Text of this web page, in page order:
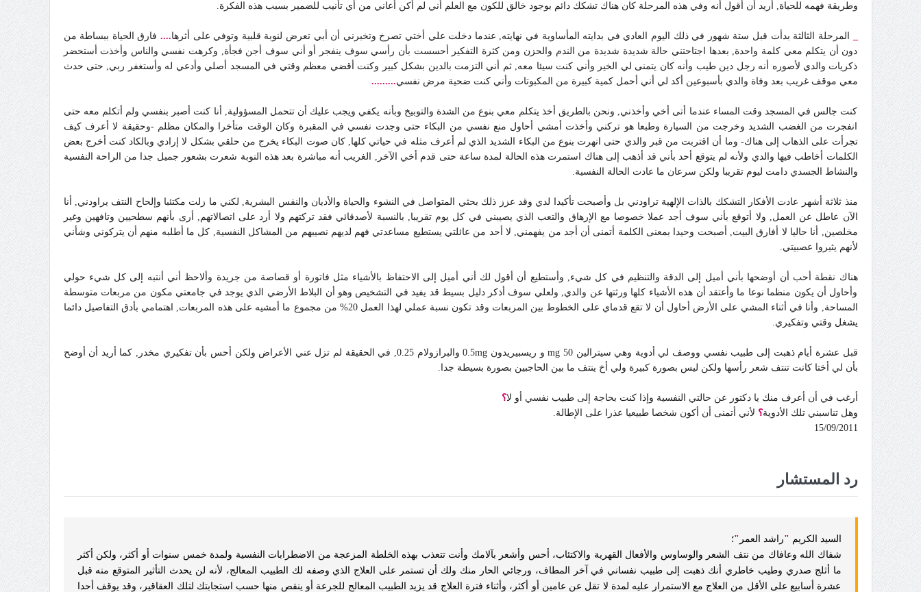
وطريقة فهمه للحياة, أريد أن أقول أنه وفي هذه المرحلة كان هناك تشكك دائم بوجود خالق للكون مع العلم أني لم أكن أعاني من أي تأنيب للضمير بسبب هذه الفكرة.
المرحلة الثالثة بدأت قبل ستة شهور في ذلك اليوم العادي في بدايته المأساوية في نهايته, عندما دخلت علي أختي تصرخ وتخبرني أن أبي تعرض لنوبة قلبية وتوفي على أثرها.... فارق الحياة ببساطة من
دون أن يتكلم معي كلمة واحدة, بعدها اجتاحتني حالة شديدة شديدة من الندم والحزن ومن كثرة التفكير أحسست بأن رأسي سوف ينفجر أو أني سوف أجن فجأة, وكرهت نفسي والناس وأخذت أستحضر
ذكريات والدي لأصوره أنه رجل دين طيب وأنه كان يتمنى لي الخير وأني كنت سيئا معه, ثم أني التزمت بالدين بشكل كبير وكنت أقضي معظم وقتي في المسجد أصلي وأدعي له وأستغفر ربي, حتى حدث
معي موقف غريب بعد وفاة والدي بأسبوعين أكد لي أني أحمل كمية كبيرة من المكبوتات وأني كنت ضحية مرض نفسي.........
كنت جالس في المسجد وقت المساء عندما أتى أخي وأخذني, ونحن بالطريق أخذ يتكلم معي بنوع من الشدة والتوبيخ وبأنه يكفي ويجب عليك أن تتحمل المسؤولية, أنا كنت أصبر بنفسي ولم أتكلم معه حتى
انفجرت من الغضب الشديد وخرجت من السيارة وطبعا هو تركني وأخذت أمشي أحاول منع نفسي من البكاء حتى وجدت نفسي في المقبرة وكان الوقت متأخرا والمكان مظلم -وحقيقة لا أعرف كيف
تجرأت على الذهاب إلى هناك- وما أن اقتربت من قبر والدي حتى انهرت بنوع من البكاء الشديد الذي لم أعرف مثله في حياتي كلها, كان صوت البكاء يخرج من حلقي بشكل لا إرادي وبالكاد كنت أخرج بعض
الكلمات أخاطب فيها والدي ولأنه لم يتوقع أحد بأني قد أذهب إلى هناك استمرت هذه الحالة لمدة ساعة حتى قدم أخي الآخر, الغريب أنه مباشرة بعد هذه النوبة شعرت بشعور جميل جدا من الراحة النفسية
والنشاط الجسدي دامت ليوم تقريبا ولكن سرعان ما عادت الحالة النفسية.
منذ ثلاثة أشهر عادت الأفكار التشكك بالذات الإلهية تراودني بل وأصبحت تأكيدا لدي وقد عزز ذلك بحثي المتواصل في النشوء والحياة والأديان والنفس البشرية, لكني ما زلت مكتئبا وإلحاح النتف يراودني, أنا
الآن عاطل عن العمل, ولا أتوقع بأني سوف أجد عملا خصوصا مع الإرهاق والتعب الذي يصيبني في كل يوم تقريبا, بالنسبة لأصدقائي فقد تركتهم ولا أرد على اتصالاتهم, أرى بأنهم سطحيين وتافهين وغير
مخلصين, أنا حاليا لا أفارق البيت, أصبحت وحيدا بمعنى الكلمة أتمنى أن أجد من يفهمني, لا أحد من عائلتي يستطيع مساعدتي فهم لديهم نصيبهم من المشاكل النفسية, كل ما أطلبه منهم أن يتركوني وشأني
لأنهم يثيروا عصبيتي.
هناك نقطة أحب أن أوضحها بأني أميل إلى الدقة والتنظيم في كل شيء, وأستطيع أن أقول لك أني أميل إلى الاحتفاظ بالأشياء مثل فاتورة أو قصاصة من جريدة وألاحظ أني أنتبه إلى كل شيء حولي
وأحاول أن يكون منظما نوعا ما وأعتقد أن هذه الأشياء كلها ورثتها عن والدي, ولعلي سوف أذكر دليل بسيط قد يفيد في التشخيص وهو أن البلاط الأرضي الذي يوجد في جامعتي مكون من مربعات متوسطة
المساحة, وأنا في أثناء المشي على الأرض أحاول أن لا تقع قدماي على الخطوط بين المربعات وقد تكون نسبة عملي لهذا العمل 20% من مجموع ما أمشيه على هذه المربعات, اهتمامي بأدق التفاصيل دائما
يشغل وقتي وتفكيري.
قبل عشرة أيام ذهبت إلى طبيب نفسي ووصف لي أدوية وهي سيترالين 50 mg و ريسبيريدون 0.5mg والبرازولام 0.25, في الحقيقة لم تزل عني الأعراض ولكن أحس بأن تفكيري مخدر, كما أريد أن أوضح
بأن لي أختا كانت تنتف شعر رأسها ولكن ليس بصورة كبيرة ولي أخ ينتف ما بين الحاجبين بصورة بسيطة جدا.
أرغب في أن أعرف منك يا دكتور عن حالتي النفسية وإذا كنت بحاجة إلى طبيب نفسي أو لا؟
وهل تناسبني تلك الأدوية؟ لأني أتمنى أن أكون شخصا طبيعيا عذرا على الإطالة.
15/09/2011
رد المستشار
السيد الكريم "راشد العمر "؛
شفاك الله وعافاك من نتف الشعر والوساوس والأفعال القهرية والاكتئاب، أحس وأشعر بآلامك وأنت تتعذب بهذه الخلطة المزعجة من الاضطرابات النفسية ولمدة خمس سنوات أو أكثر، ولكن أكثر
ما أثلج صدري وطيب خاطري أنك ذهبت إلى طبيب نفساني في آخر المطاف، ورجائي الحار منك ولك أن تستمر على العلاج الذي وصفه لك الطبيب المعالج، لأنه لن يحدث التأثير المتوقع منه قبل
عشرة أسابيع على الأقل من العلاج مع الاستمرار عليه لمدة لا تقل عن عامين أو أكثر، وأثناء فترة العلاج قد يزيد الطبيب المعالج للجرعة أو ينقص منها حسب استجابتك لتلك العقاقير، وقد يوقف أحدا